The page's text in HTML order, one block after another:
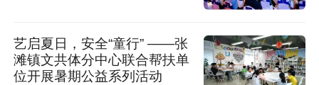
艺启夏日，安全“童行” ——张
滩镇文共体分中心联合帮扶单
位开展暑期公益系列活动